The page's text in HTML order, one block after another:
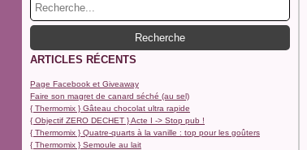
ARTICLES RÉCENTS
Page Facebook et Giveaway
Faire son magret de canard séché (au sel)
{ Thermomix } Gâteau chocolat ultra rapide
{ Objectif ZERO DECHET } Acte I -> Stop pub !
{ Thermomix } Quatre-quarts à la vanille : top pour les goûters
{ Thermomix } Semoule au lait